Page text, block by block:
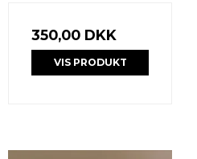
350,00 DKK
VIS PRODUKT